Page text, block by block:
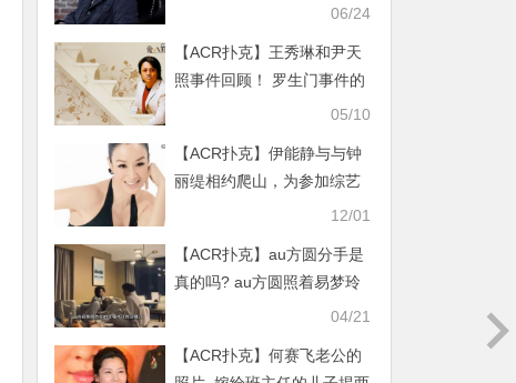
06/24
【ACR扑克】王秀琳和尹天
照事件回顾！ 罗生门事件的
05/10
【ACR扑克】伊能静与与钟
丽缇相约爬山，为参加综艺
12/01
【ACR扑克】au方圆分手是
真的吗? au方圆照着易梦玲
04/21
【ACR扑克】何赛飞老公的